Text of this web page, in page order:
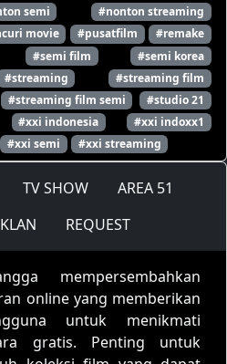
semi
#nonton streaming
movie #pusatfilm
#remake
#semi film
#semi korea
#streaming
#streaming film
#streaming film semi
#studio 21
#xxi indonesia
#xxi indoxx1
#xxi semi #xxi streaming
TV SHOW
AREA 51
REQUEST
mempersembahkan
online yang memberikan
untuk menikmati
gratis. Penting untuk